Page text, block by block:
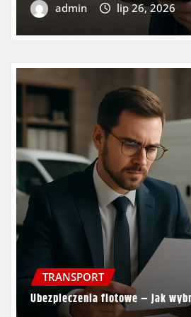
admin lip 26, 2026
TRANSPORT
Ubezpieczenia flotowe – jak